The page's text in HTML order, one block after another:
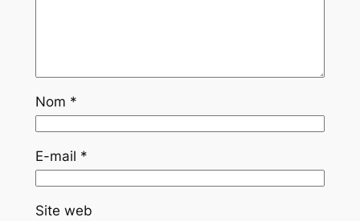
Nom *
E-mail *
Site web